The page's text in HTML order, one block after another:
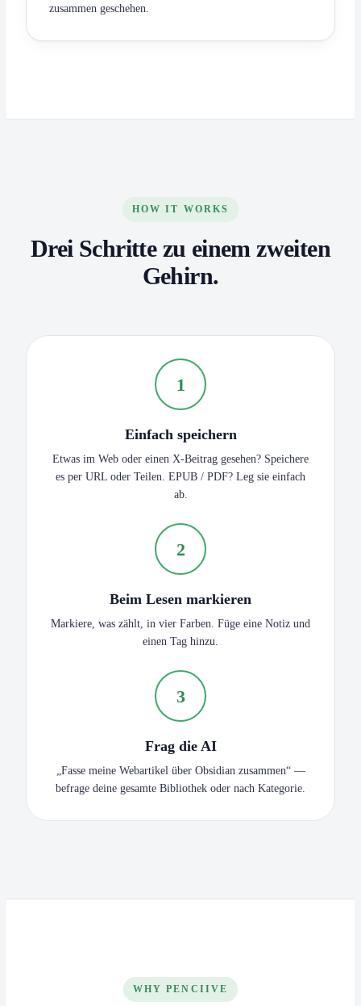
zusammen geschehen.
HOW IT WORKS
Drei Schritte zu einem zweiten
Gehirn.
1
Einfach speichern
Etwas im Web oder einen X-Beitrag gesehen? Speichere
es per URL oder Teilen. EPUB / PDF? Leg sie einfach
ab.
2
Beim Lesen markieren
Markiere, was zählt, in vier Farben. Füge eine Notiz und
einen Tag hinzu.
3
Frag die AI
„Fasse meine Webartikel über Obsidian zusammen“ —
befrage deine gesamte Bibliothek oder nach Kategorie.
WHY PENCIIVE